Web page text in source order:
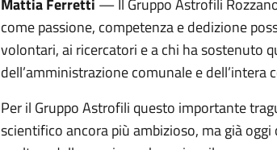
Mattia Ferretti — Il Gruppo Astrofili
come passione, competenza e dedizione
volontari, ai ricercatori e a chi ha sostenuto
dell’amministrazione comunale e dell’intera
Per il Gruppo Astrofili questo importante
scientifico ancora più ambizioso, ma già